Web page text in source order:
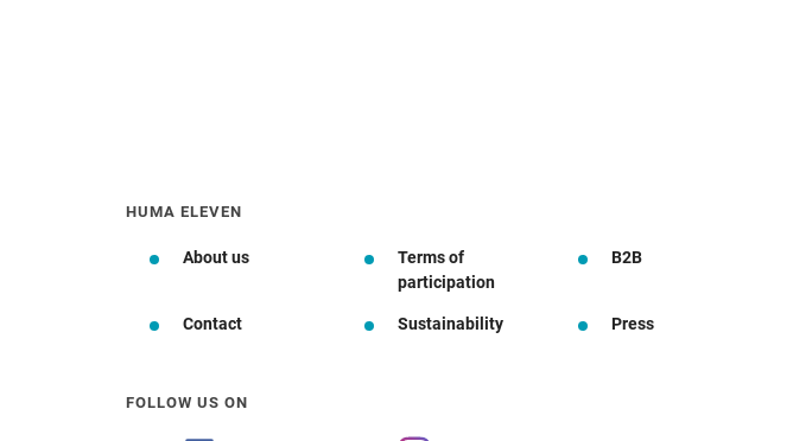
HUMA ELEVEN
About us
Terms of
participation
B2B
Contact Sustainability Press
FOLLOW US ON